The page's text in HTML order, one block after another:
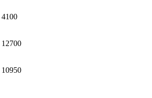
4100
12700
10950